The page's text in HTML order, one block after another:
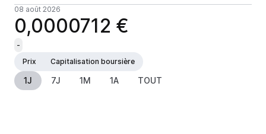
08 août 2026
0,0000712 €
-
Prix
Capitalisation boursière
1J 7J 1M 1A TOUT